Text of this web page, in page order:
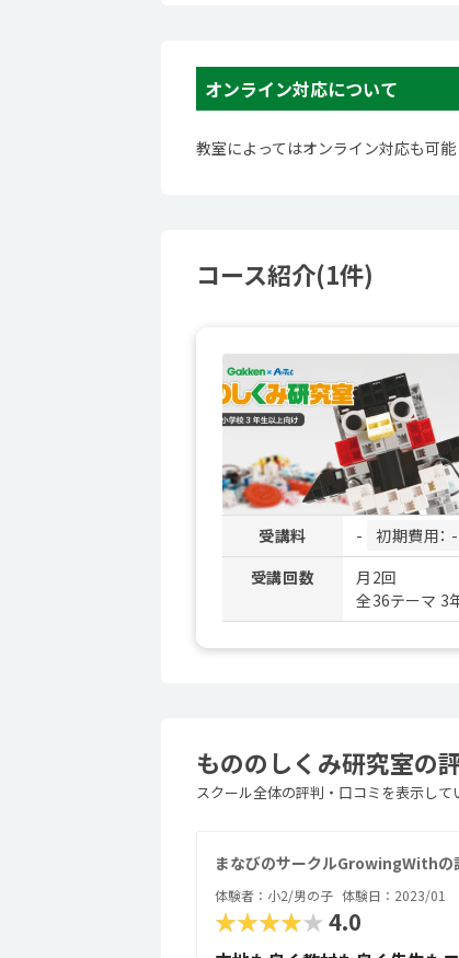
オンライン対応について
教室によってはオンライン対応も可能
コース紹介(1件)
受講料 -
初期費用： -
受講回数
月2回
全36テーマ 3
もののしくみ研究室の
スクール全体の評判・口コミを表示して
まなびのサークルGrowingWithの
体験者：小2/男の子 体験日：2023/01
★★★★★4.0